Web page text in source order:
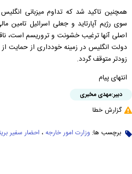
همچنین تاکید شد که تداوم میزبانی
سوی رژیم آپارتاید و جعلی اسرائیل
اصلی آنها ترغیب خشونت و تروریسم است،
دولت انگلیس در زمینه خودداری از حمایت
زودتر متوقف گردد.
انتهای پیام
دبیر:مهدی مخبری
گزارش خطا
برچسب ها: وزارت امور خارجه ، احضار سفیر